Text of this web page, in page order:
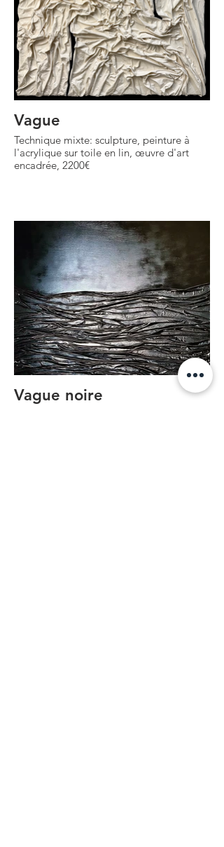
Vague
Technique mixte: sculpture, peinture à
l'acrylique sur toile en lin, œuvre d'art
encadrée, 2200€
Vague noire